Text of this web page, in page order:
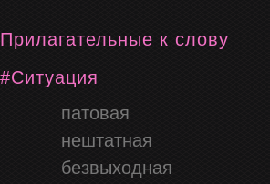
Прилагательные к слову
#Ситуация
патовая
нештатная
безвыходная